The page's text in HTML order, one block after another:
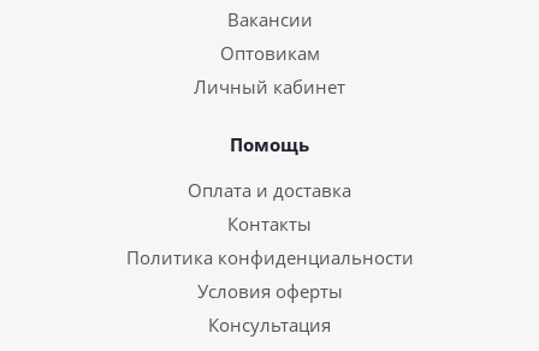
Вакансии
Оптовикам
Личный кабинет
Помощь
Оплата и доставка
Контакты
Политика конфиденциальности
Условия оферты
Консультация